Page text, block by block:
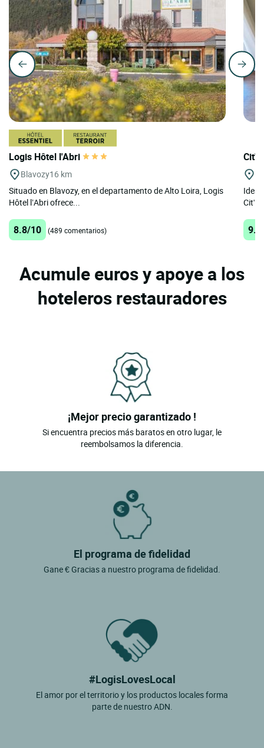
Logis Hôtel l'Abri
Blavozy16 km
Situado en Blavozy, en el departamento de Alto Loira, Logis
Hôtel l’Abri ofrece...
8.8/10 (489 comentarios)
Acumule euros y apoye a los
hoteleros restauradores
¡Mejor precio garantizado !
Si encuentra precios más baratos en otro lugar, le
reembolsamos la diferencia.
El programa de fidelidad
Gane € Gracias a nuestro programa de fidelidad.
#LogisLovesLocal
El amor por el territorio y los productos locales forma
parte de nuestro ADN.